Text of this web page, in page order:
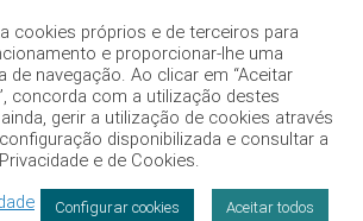
e de Cookies
de utilização
Hospitalares
cookies próprios e de terceiros para
e proporcionar-lhe uma
de navegação. Ao clicar em “Aceitar
concorda com a utilização destes
gerir a utilização de cookies através
disponibilizada e consultar a
e de Cookies.
Configurar cookies Aceitar todos